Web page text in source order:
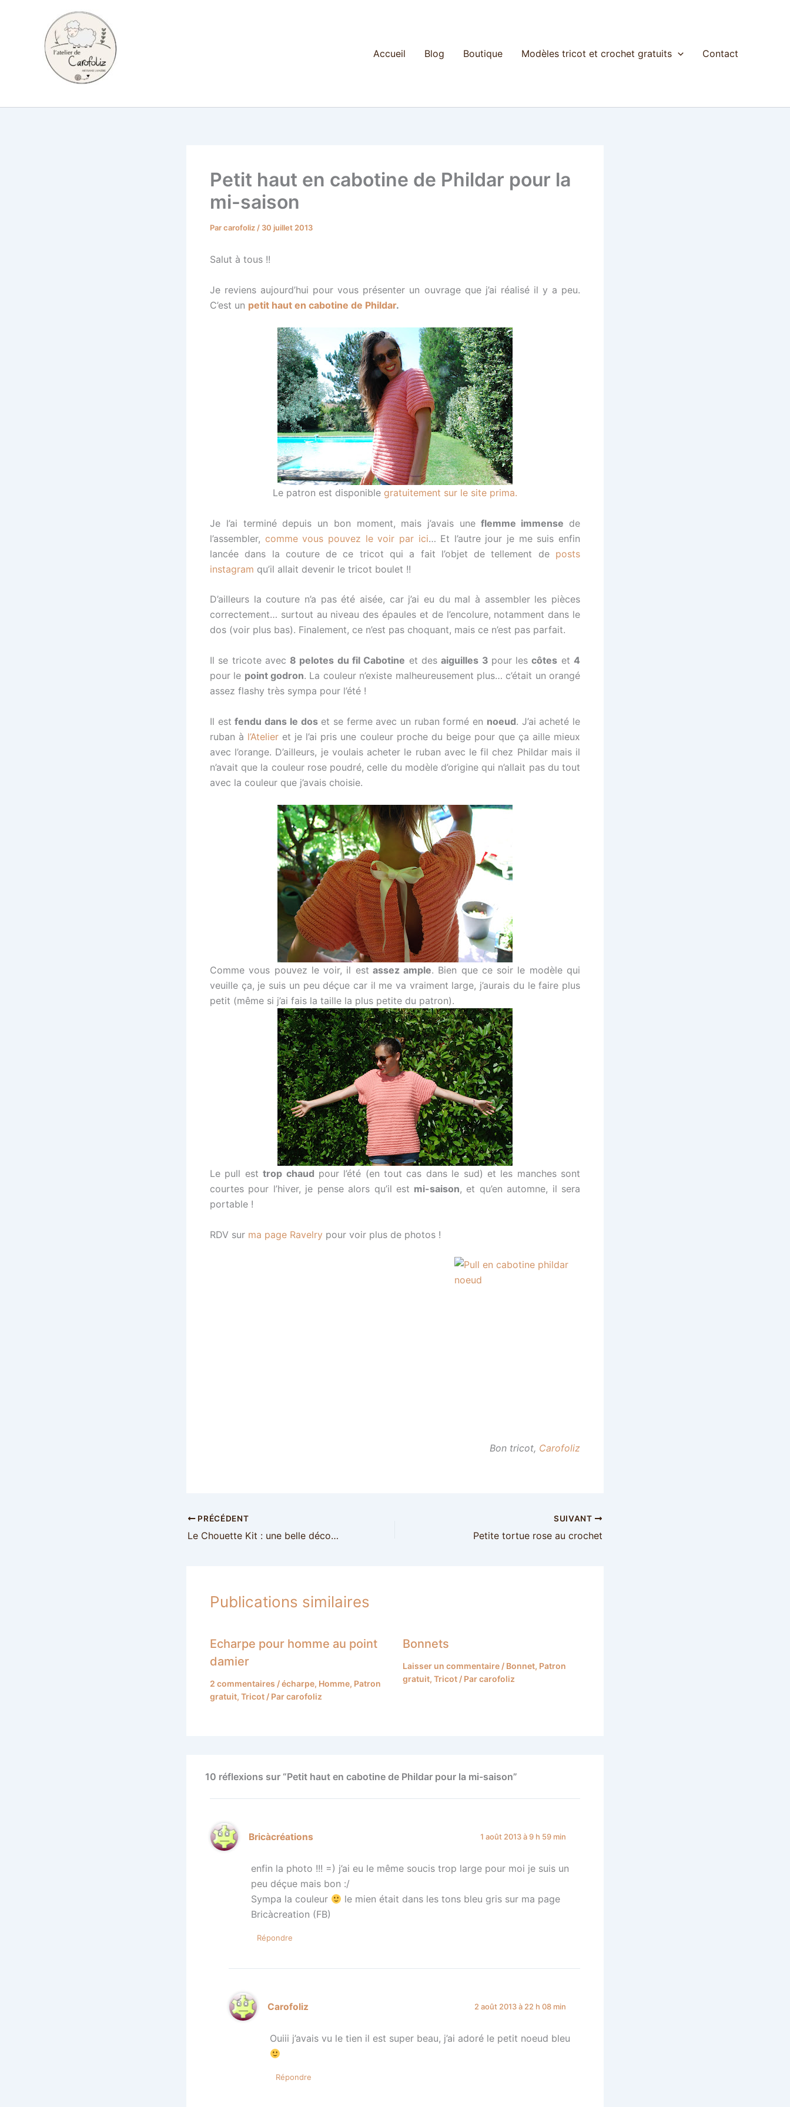
Accueil Blog Boutique Modèles tricot et crochet gratuits Contact
Petit haut en cabotine de Phildar pour la
mi-saison
Parcarofoliz / 30 juillet 2013
Salut à tous !!
Je reviens aujourd’hui pour vous présenter un ouvrage que j’ai réalisé il y a peu.
C’est un petit haut en cabotine de Phildar.
Le patron est disponible gratuitement sur le site prima.
Je l’ai terminé depuis un bon moment, mais j’avais uneflemme immense de
l’assembler, comme vous pouvez le voir par ici… Et l’autre jour je me suis enfin
lancée dans la couture de ce tricot qui a fait l’objet de tellement de posts
instagram qu’il allait devenir le tricot boulet !!
D’ailleurs la couture n’a pas été aisée, car j’ai eu du mal à assembler les pièces
correctement… surtout au niveau des épaules et de l’encolure, notamment dans le
dos (voir plus bas). Finalement, ce n’est pas choquant, mais ce n’est pas parfait.
Il se tricote avec 8 pelotes du fil Cabotine et desaiguilles 3 pour lescôtes et4
pour le point godron. La couleur n’existe malheureusement plus… c’était un orangé
assez flashy très sympa pour l’été !
Il estfendu dans le doset se ferme avec un ruban formé en noeud. J’ai acheté le
ruban à l’Atelier et je l’ai pris une couleur proche du beige pour que ça aille mieux
avec l’orange. D’ailleurs, je voulais acheter le ruban avec le fil chez Phildar mais il
n’avait que la couleur rose poudré, celle du modèle d’origine qui n’allait pas du tout
avec la couleur que j’avais choisie.
Comme vous pouvez le voir, il est assez ample. Bien que ce soir le modèle qui
veuille ça, je suis un peu déçue car il me va vraiment large, j’aurais du le faire plus
petit (même si j’ai fais la taille la plus petite du patron).
Le pull esttrop chaud pour l’été (en tout cas dans le sud) et les manches sont
courtes pour l’hiver, je pense alors qu’il est mi-saison, et qu’en automne, il sera
portable !
RDV sur ma page Ravelry pour voir plus de photos !
Bon tricot, Carofoliz
PRÉCÉDENT
Le Chouette Kit : une belle découverte !
SUIVANT
Petite tortue rose au crochet
Publications similaires
Echarpe pour homme au point
damier
2 commentaires /écharpe, Homme, Patron
gratuit, Tricot / Parcarofoliz
Bonnets
Laisser un commentaire / Bonnet, Patron
gratuit, Tricot/ Parcarofoliz
10 réflexions sur “Petit haut en cabotine de Phildar pour la mi-saison”
Bricàcréations 1 août 2013 à 9 h 59 min
enfin la photo !!! =) j’ai eu le même soucis trop large pour moi je suis un
peu déçue mais bon :/
Sympa la couleur
le mien était dans les tons bleu gris sur ma page
Bricàcreation (FB)
Répondre
Carofoliz 2 août 2013 à 22 h 08 min
Ouiii j’avais vu le tien il est super beau, j’ai adoré le petit noeud bleu
Répondre